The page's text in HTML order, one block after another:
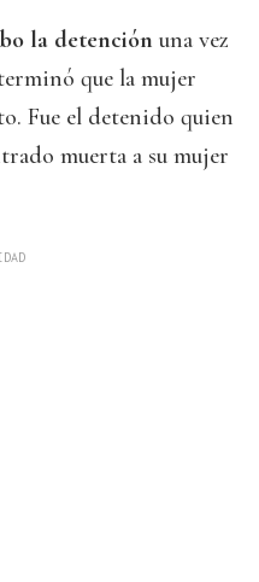
la detención una vez
que la mujer
Fue el detenido quien
muerta a su mujer